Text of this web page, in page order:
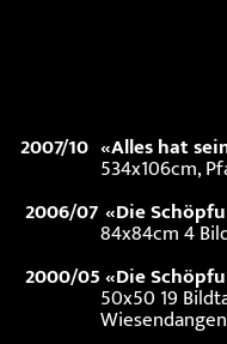
2007/10 «Alles hat
534x106cm,
2006/07 «Die
84x84cm 4
2000/05«Die
50x50 19
Wiesendangen